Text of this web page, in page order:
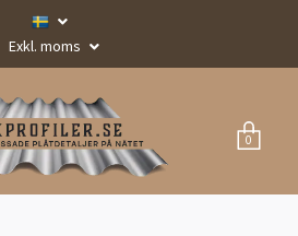
Exkl. moms
0